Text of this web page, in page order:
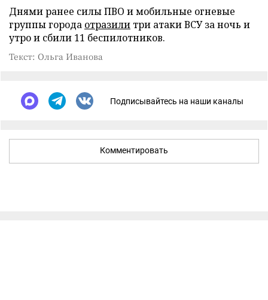
Днями ранее силы ПВО и мобильные огневые
группы города отразили три атаки ВСУ за ночь и
утро и сбили 11 беспилотников.
Текст: Ольга Иванова
Подписывайтесь на наши каналы
Комментировать